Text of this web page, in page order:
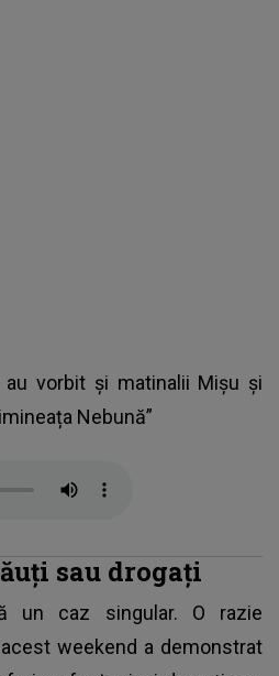
vorbit și matinalii Mișu și
Nebună”
sau drogați
un caz singular. O razie
weekend a demonstrat